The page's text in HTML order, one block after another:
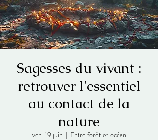
Sagesses du vivant :
retrouver l'essentiel
au contact de la
nature
ven. 19 juin
  |
Entre forêt et océan